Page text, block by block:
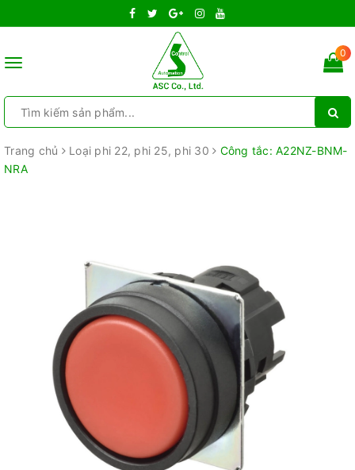
Toggle
0
Trang chủ Loại phi 22, phi 25, phi 30
Công tắc: A22NZ-BNM-
NRA